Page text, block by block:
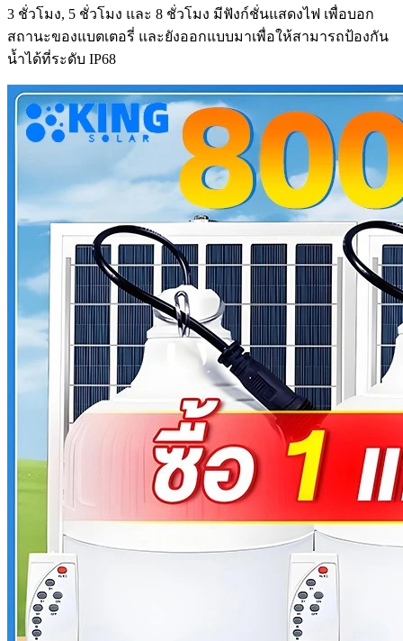
3 ชั่วโมง, 5 ชั่วโมง และ 8 ชั่วโมง มีฟังก์ชั่นแสดงไฟ เพื่อบอก
สถานะของแบตเตอรี่ และยังออกแบบมาเพื่อให้สามารถป้องกัน
น้ำได้ที่ระดับ IP68